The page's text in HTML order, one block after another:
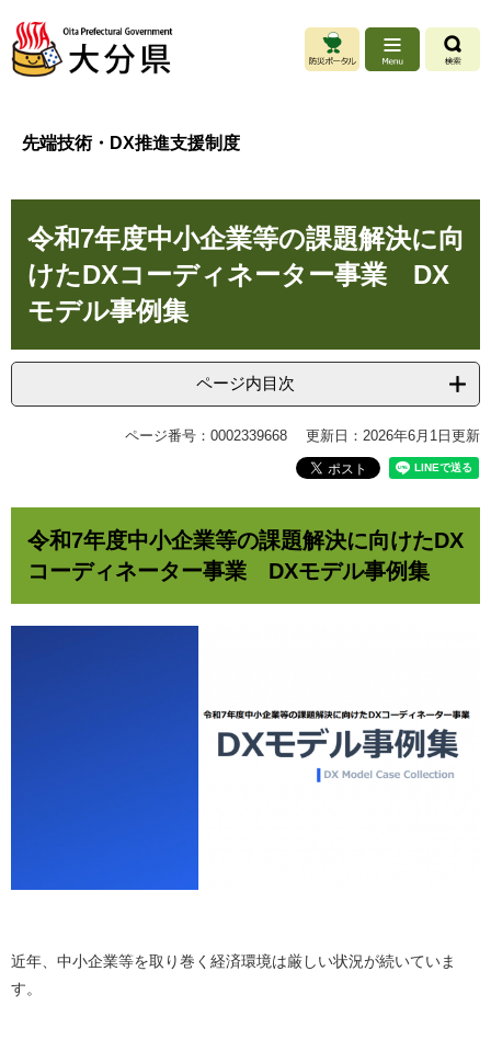
ジ
ュ
先端技術・DX推進支援制度
令和7年度中小企業等の課題解決に向
けたDXコーディネーター事業 DX
モデル事例集
ページ内目次
ページ番号：0002339668 更新日：2026年6月1日更新
令和7年度中小企業等の課題解決に向けたDX
コーディネーター事業 DXモデル事例集
近年、中小企業等を取り巻く経済環境は厳しい状況が続いていま
す。